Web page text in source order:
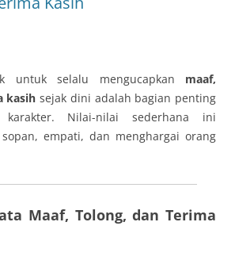
untuk selalu mengucapkan maaf,
kasih sejak dini adalah bagian penting
Nilai-nilai sederhana ini
empati, dan menghargai orang
Maaf, Tolong, dan Terima